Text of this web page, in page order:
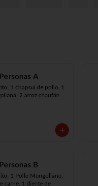
A
1 chapsui de pollo, 1
2 arroz chaufán
B
1 Pollo Mongoliano,
carne, 1 diente de